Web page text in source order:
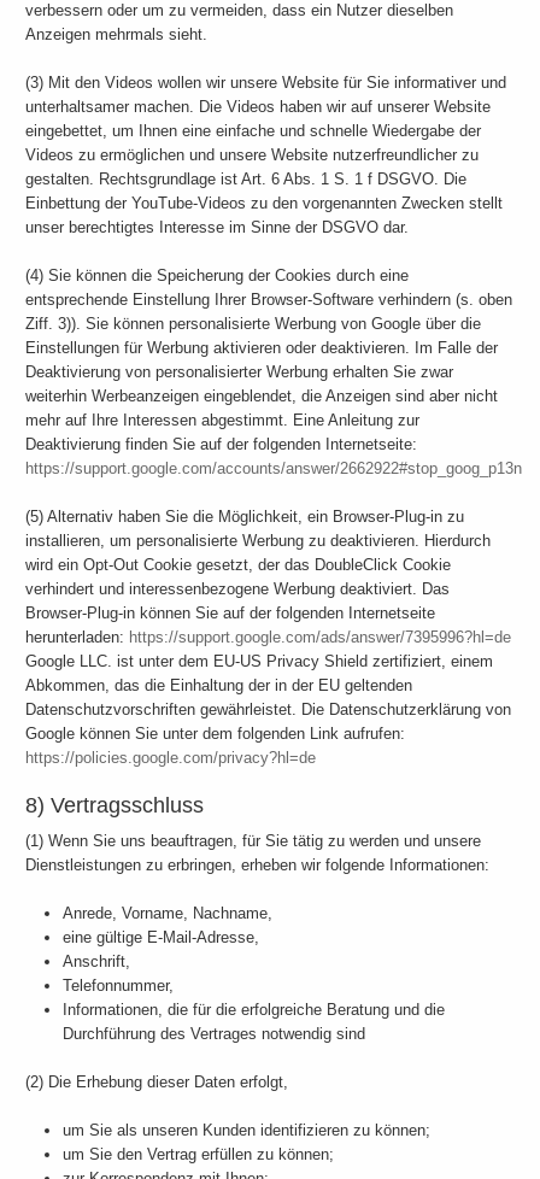
verbessern oder um zu vermeiden, dass ein Nutzer dieselben
Anzeigen mehrmals sieht.
(3) Mit den Videos wollen wir unsere Website für Sie informativer und
unterhaltsamer machen. Die Videos haben wir auf unserer Website
eingebettet, um Ihnen eine einfache und schnelle Wiedergabe der
Videos zu ermöglichen und unsere Website nutzerfreundlicher zu
gestalten. Rechtsgrundlage ist Art. 6 Abs. 1 S. 1 f DSGVO. Die
Einbettung der YouTube-Videos zu den vorgenannten Zwecken stellt
unser berechtigtes Interesse im Sinne der DSGVO dar.
(4) Sie können die Speicherung der Cookies durch eine
entsprechende Einstellung Ihrer Browser-Software verhindern (s. oben
Ziff. 3)). Sie können personalisierte Werbung von Google über die
Einstellungen für Werbung aktivieren oder deaktivieren. Im Falle der
Deaktivierung von personalisierter Werbung erhalten Sie zwar
weiterhin Werbeanzeigen eingeblendet, die Anzeigen sind aber nicht
mehr auf Ihre Interessen abgestimmt. Eine Anleitung zur
Deaktivierung finden Sie auf der folgenden Internetseite:
https://support.google.com/accounts/answer/2662922#stop_goog_p13n
(5) Alternativ haben Sie die Möglichkeit, ein Browser-Plug-in zu
installieren, um personalisierte Werbung zu deaktivieren. Hierdurch
wird ein Opt-Out Cookie gesetzt, der das DoubleClick Cookie
verhindert und interessenbezogene Werbung deaktiviert. Das
Browser-Plug-in können Sie auf der folgenden Internetseite
herunterladen: https://support.google.com/ads/answer/7395996?hl=de
Google LLC. ist unter dem EU-US Privacy Shield zertifiziert, einem
Abkommen, das die Einhaltung der in der EU geltenden
Datenschutzvorschriften gewährleistet. Die Datenschutzerklärung von
Google können Sie unter dem folgenden Link aufrufen:
https://policies.google.com/privacy?hl=de
8) Vertragsschluss
(1) Wenn Sie uns beauftragen, für Sie tätig zu werden und unsere
Dienstleistungen zu erbringen, erheben wir folgende Informationen:
Anrede, Vorname, Nachname,
eine gültige E-Mail-Adresse,
Anschrift,
Telefonnummer,
Informationen, die für die erfolgreiche Beratung und die
Durchführung des Vertrages notwendig sind
(2) Die Erhebung dieser Daten erfolgt,
um Sie als unseren Kunden identifizieren zu können;
um Sie den Vertrag erfüllen zu können;